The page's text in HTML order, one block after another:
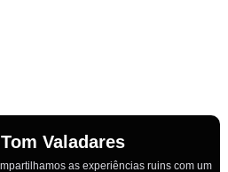
Igor Cordeiro